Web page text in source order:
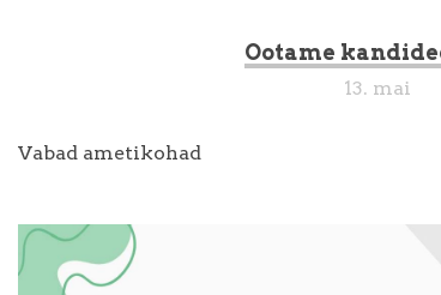
Ootame
13. mai
Vabad ametikohad